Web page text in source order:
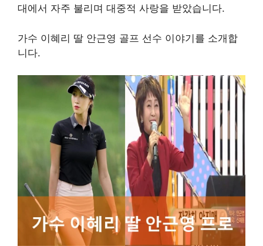
대에서 자주 불리며 대중적 사랑을 받았습니다.
가수 이혜리 딸 안근영 골프 선수 이야기를 소개합
니다.